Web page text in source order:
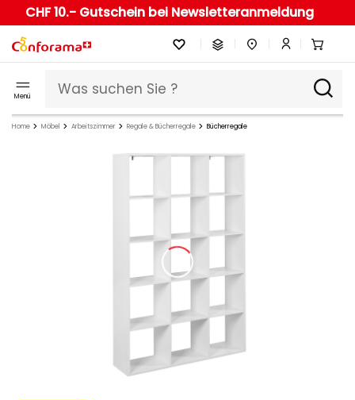
CHF 10.- Gutschein bei Newsletteranmeldung
Menü
Home Möbel Arbeitszimmer Regale & Bücherregale Bücherregale